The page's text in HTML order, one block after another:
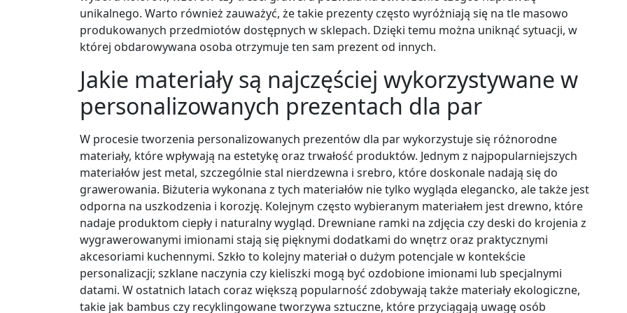
unikalnego. Warto również zauważyć, że takie prezenty często wyróżniają się na tle masowo
produkowanych przedmiotów dostępnych w sklepach. Dzięki temu można uniknąć sytuacji, w
której obdarowywana osoba otrzymuje ten sam prezent od innych.
Jakie materiały są najczęściej wykorzystywane w
personalizowanych prezentach dla par
W procesie tworzenia personalizowanych prezentów dla par wykorzystuje się różnorodne
materiały, które wpływają na estetykę oraz trwałość produktów. Jednym z najpopularniejszych
materiałów jest metal, szczególnie stal nierdzewna i srebro, które doskonale nadają się do
grawerowania. Biżuteria wykonana z tych materiałów nie tylko wygląda elegancko, ale także jest
odporna na uszkodzenia i korozję. Kolejnym często wybieranym materiałem jest drewno, które
nadaje produktom ciepły i naturalny wygląd. Drewniane ramki na zdjęcia czy deski do krojenia z
wygrawerowanymi imionami stają się pięknymi dodatkami do wnętrz oraz praktycznymi
akcesoriami kuchennymi. Szkło to kolejny materiał o dużym potencjale w kontekście
personalizacji; szklane naczynia czy kieliszki mogą być ozdobione imionami lub specjalnymi
datami. W ostatnich latach coraz większą popularność zdobywają także materiały ekologiczne,
takie jak bambus czy recyklingowane tworzywa sztuczne, które przyciągają uwagę osób